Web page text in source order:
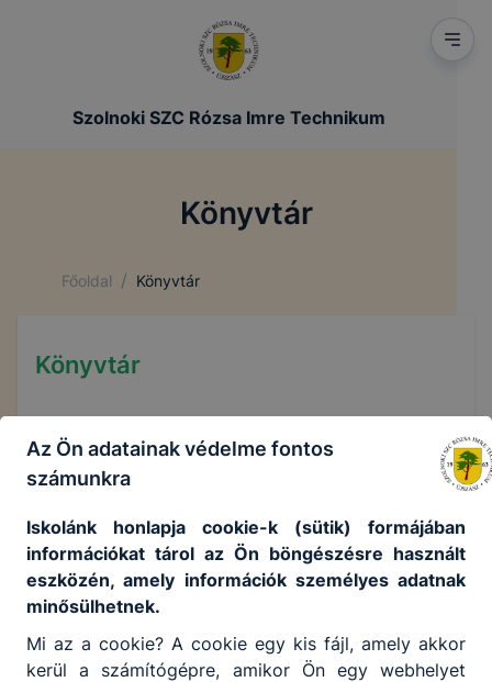
Szolnoki SZC Rózsa Imre Technikum
Könyvtár
Főoldal / Könyvtár
Könyvtár
Miért van könyvtár?
NAVA az iskolai könyvtárban
Házi olvasmányok
Az Ön adatainak védelme fontos
számunkra
Iskolánk honlapja cookie-k (sütik) formájában
információkat tárol az Ön böngészésre használt
eszközén, amely információk személyes adatnak
minősülhetnek.
Mi az a cookie? A cookie egy kis fájl, amely akkor
kerül a számítógépre, amikor Ön egy webhelyet